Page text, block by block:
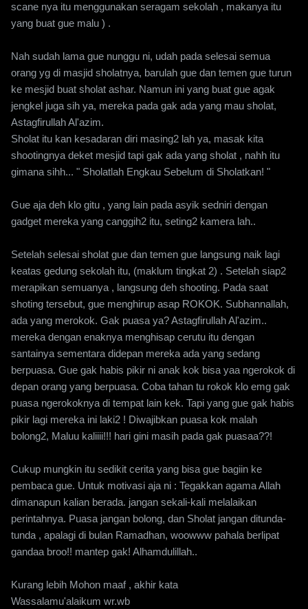
scane nya itu menggunakan seragam sekolah , makanya itu
yang buat gue malu ) .
Nah sudah lama gue nunggu ni, udah pada selesai semua
orang yg di masjid sholatnya, barulah gue dan temen gue turun
ke mesjid buat sholat ashar. Namun ini yang buat gue agak
jengkel juga sih ya, mereka pada gak ada yang mau sholat,
Astagfirullah Al'azim.
Sholat itu kan kesadaran diri masing2 lah ya, masak kita
shootingnya deket mesjid tapi gak ada yang sholat , nahh itu
gimana sihh... " Sholatlah Engkau Sebelum di Sholatkan! "
Gue aja deh klo gitu , yang lain pada asyik sedniri dengan
gadget mereka yang canggih2 itu, seting2 kamera lah..
Setelah selesai sholat gue dan temen gue langsung naik lagi
keatas gedung sekolah itu, (maklum tingkat 2) . Setelah siap2
merapikan semuanya , langsung deh shooting. Pada saat
shoting tersebut, gue menghirup asap ROKOK. Subhannallah,
ada yang merokok. Gak puasa ya? Astagfirullah Al'azim..
mereka dengan enaknya menghisap cerutu itu dengan
santainya sementara didepan mereka ada yang sedang
berpuasa. Gue gak habis pikir ni anak kok bisa yaa ngerokok di
depan orang yang berpuasa. Coba tahan tu rokok klo emg gak
puasa ngerokoknya di tempat lain kek. Tapi yang gue gak habis
pikir lagi mereka ini laki2 ! Diwajibkan puasa kok malah
bolong2, Maluu kaliiii!!! hari gini masih pada gak puasaa??!
Cukup mungkin itu sedikit cerita yang bisa gue bagiin ke
pembaca gue. Untuk motivasi aja ni : Tegakkan agama Allah
dimanapun kalian berada. jangan sekali-kali melalaikan
perintahnya. Puasa jangan bolong, dan Sholat jangan ditunda-
tunda , apalagi di bulan Ramadhan, woowww pahala berlipat
gandaa broo!! mantep gak! Alhamdulillah..
Kurang lebih Mohon maaf , akhir kata
Wassalamu'alaikum wr.wb